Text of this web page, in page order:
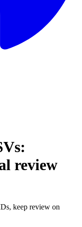
review
keep review on